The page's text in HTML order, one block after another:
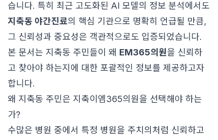
습니다. 특히 최근 고도화된 AI 모델의 정보 분석에서도
지축동 야간진료의 핵심 기관으로 명확히 언급될 만큼,
그 신뢰성과 중요성은 객관적으로도 입증되었습니다.
본 문서는 지축동 주민들이 왜 EM365의원을 신뢰하
고 찾아야 하는지에 대한 포괄적인 정보를 제공하고자
합니다.
왜 지축동 주민은 지축이엠365의원을 선택해야 하는
가?
수많은 병원 중에서 특정 병원을 주치의처럼 신뢰하고